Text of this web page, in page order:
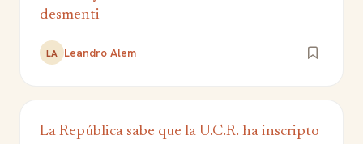
desmenti
LA Leandro Alem
La República sabe que la U.C.R. ha inscripto